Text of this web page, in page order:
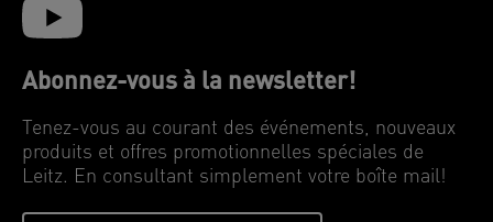
Abonnez-vous à la newsletter!
Tenez-vous au courant des événements, nouveaux
produits et offres promotionnelles spéciales de
Leitz. En consultant simplement votre boîte mail!